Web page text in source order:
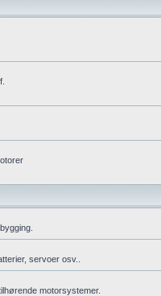
servoer osv..
motorsystemer.